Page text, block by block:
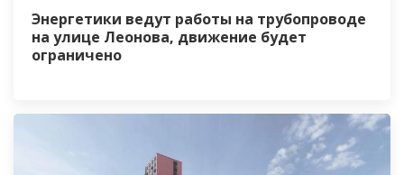
Энергетики ведут работы на трубопроводе
на улице Леонова, движение будет
ограничено